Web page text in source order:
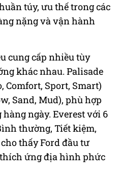
túy, ưu thế trong các
nặng và vận hành
cung cấp nhiều tùy
khác nhau. Palisade
Comfort, Sport, Smart)
Sand, Mud), phù hợp
ngày. Everest với 6
thường, Tiết kiệm,
thấy Ford đầu tư
ứng địa hình phức